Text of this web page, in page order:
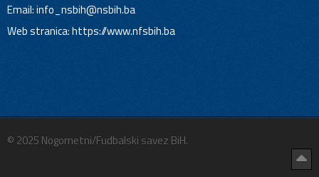
Email:info_nsbih@nsbih.ba
Web stranica: https://www.nfsbih.ba
© 2025 Nogometni/Fudbalski savez BiH.